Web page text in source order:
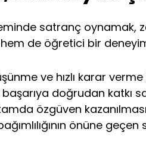
satranç oynamak,
de öğretici bir
ve hızlı karar
doğrudan katkı
özgüven
önüne